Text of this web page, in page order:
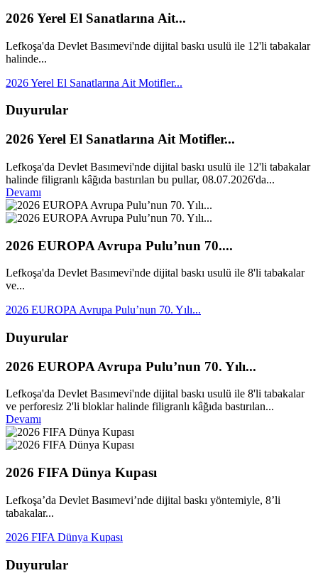
2026 Yerel El Sanatlarına Ait...
Lefkoşa'da Devlet Basımevi'nde dijital baskı usulü ile 12'li tabakalar
halinde...
2026 Yerel El Sanatlarına Ait Motifler...
Duyurular
2026 Yerel El Sanatlarına Ait Motifler...
Lefkoşa'da Devlet Basımevi'nde dijital baskı usulü ile 12'li tabakalar
halinde filigranlı kâğıda bastırılan bu pullar, 08.07.2026'da...
Devamı
2026 EUROPA Avrupa Pulu’nun 70....
Lefkoşa'da Devlet Basımevi'nde dijital baskı usulü ile 8'li tabakalar
ve...
2026 EUROPA Avrupa Pulu’nun 70. Yılı...
Duyurular
2026 EUROPA Avrupa Pulu’nun 70. Yılı...
Lefkoşa'da Devlet Basımevi'nde dijital baskı usulü ile 8'li tabakalar
ve perforesiz 2'li bloklar halinde filigranlı kâğıda bastırılan...
Devamı
2026 FIFA Dünya Kupası
Lefkoşa’da Devlet Basımevi’nde dijital baskı yöntemiyle, 8’li
tabakalar...
2026 FIFA Dünya Kupası
Duyurular